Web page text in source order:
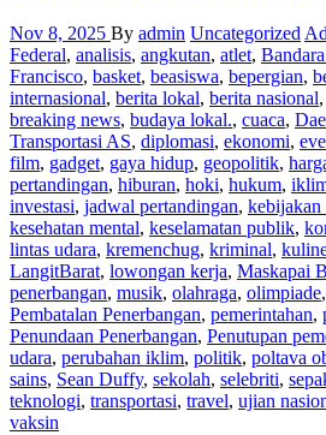
Nov 8, 2025 By admin Uncategorized
Federal, analisis, angkutan, atlet,
Francisco, basket, beasiswa, bepergian,
internasional, berita lokal, berita nasional,
breaking news, budaya lokal., cuaca,
Transportasi AS, diplomasi, ekonomi,
film, gadget, gaya hidup, geopolitik,
pertandingan, hiburan, hoki, hukum,
investasi, jadwal pertandingan,
kesehatan mental, keselamatan publik,
lintas udara, kremenchug, kriminal,
LangitBarat, lowongan kerja, Maskapai
penerbangan, musik, olahraga, olimpiade,
Pembatalan Penerbangan, pemerintahan,
Penundaan Penerbangan, Penutupan
udara, perubahan iklim, politik, poltava
sains, Sean Duffy, sekolah, selebriti,
teknologi, transportasi, travel, ujian
vaksin